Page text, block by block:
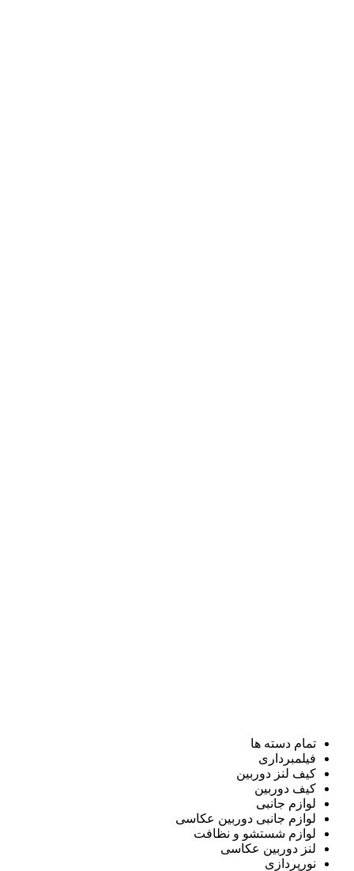
تمام دسته ها
فیلمبرداری
کیف لنز دوربین
کیف دوربین
لوازم جانبی
لوازم جانبی دوربین عکاسی
لوازم شستشو و نظافت
لنز دوربین عکاسی
نورپردازی